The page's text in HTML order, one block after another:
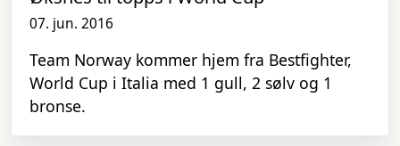
07. jun. 2016
Team Norway kommer hjem fra Bestfighter,
World Cup i Italia med 1 gull, 2 sølv og 1
bronse.